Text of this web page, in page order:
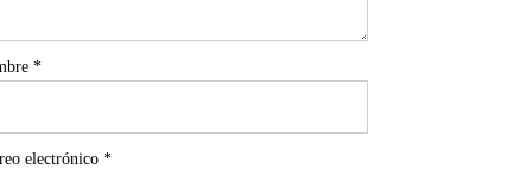
*
electrónico *